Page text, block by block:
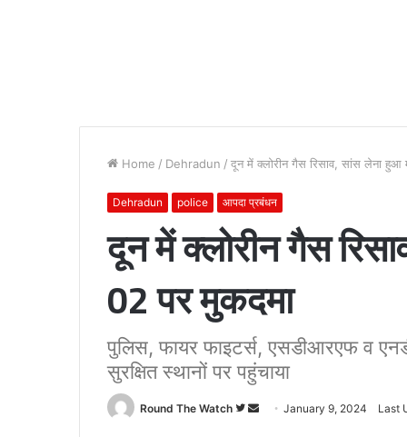
Home / Dehradun / दून में क्लोरीन गैस रिसाव, सांस लेना
Dehradun police आपदा प्रबंधन
दून में क्लोरीन गैस
02 पर मुकदमा
पुलिस, फायर फाइटर्स, एसडीआरएफ व
सुरक्षित स्थानों पर पहुंचाया
Round The Watch
Follow
SendJanuary 9, 2024 Last